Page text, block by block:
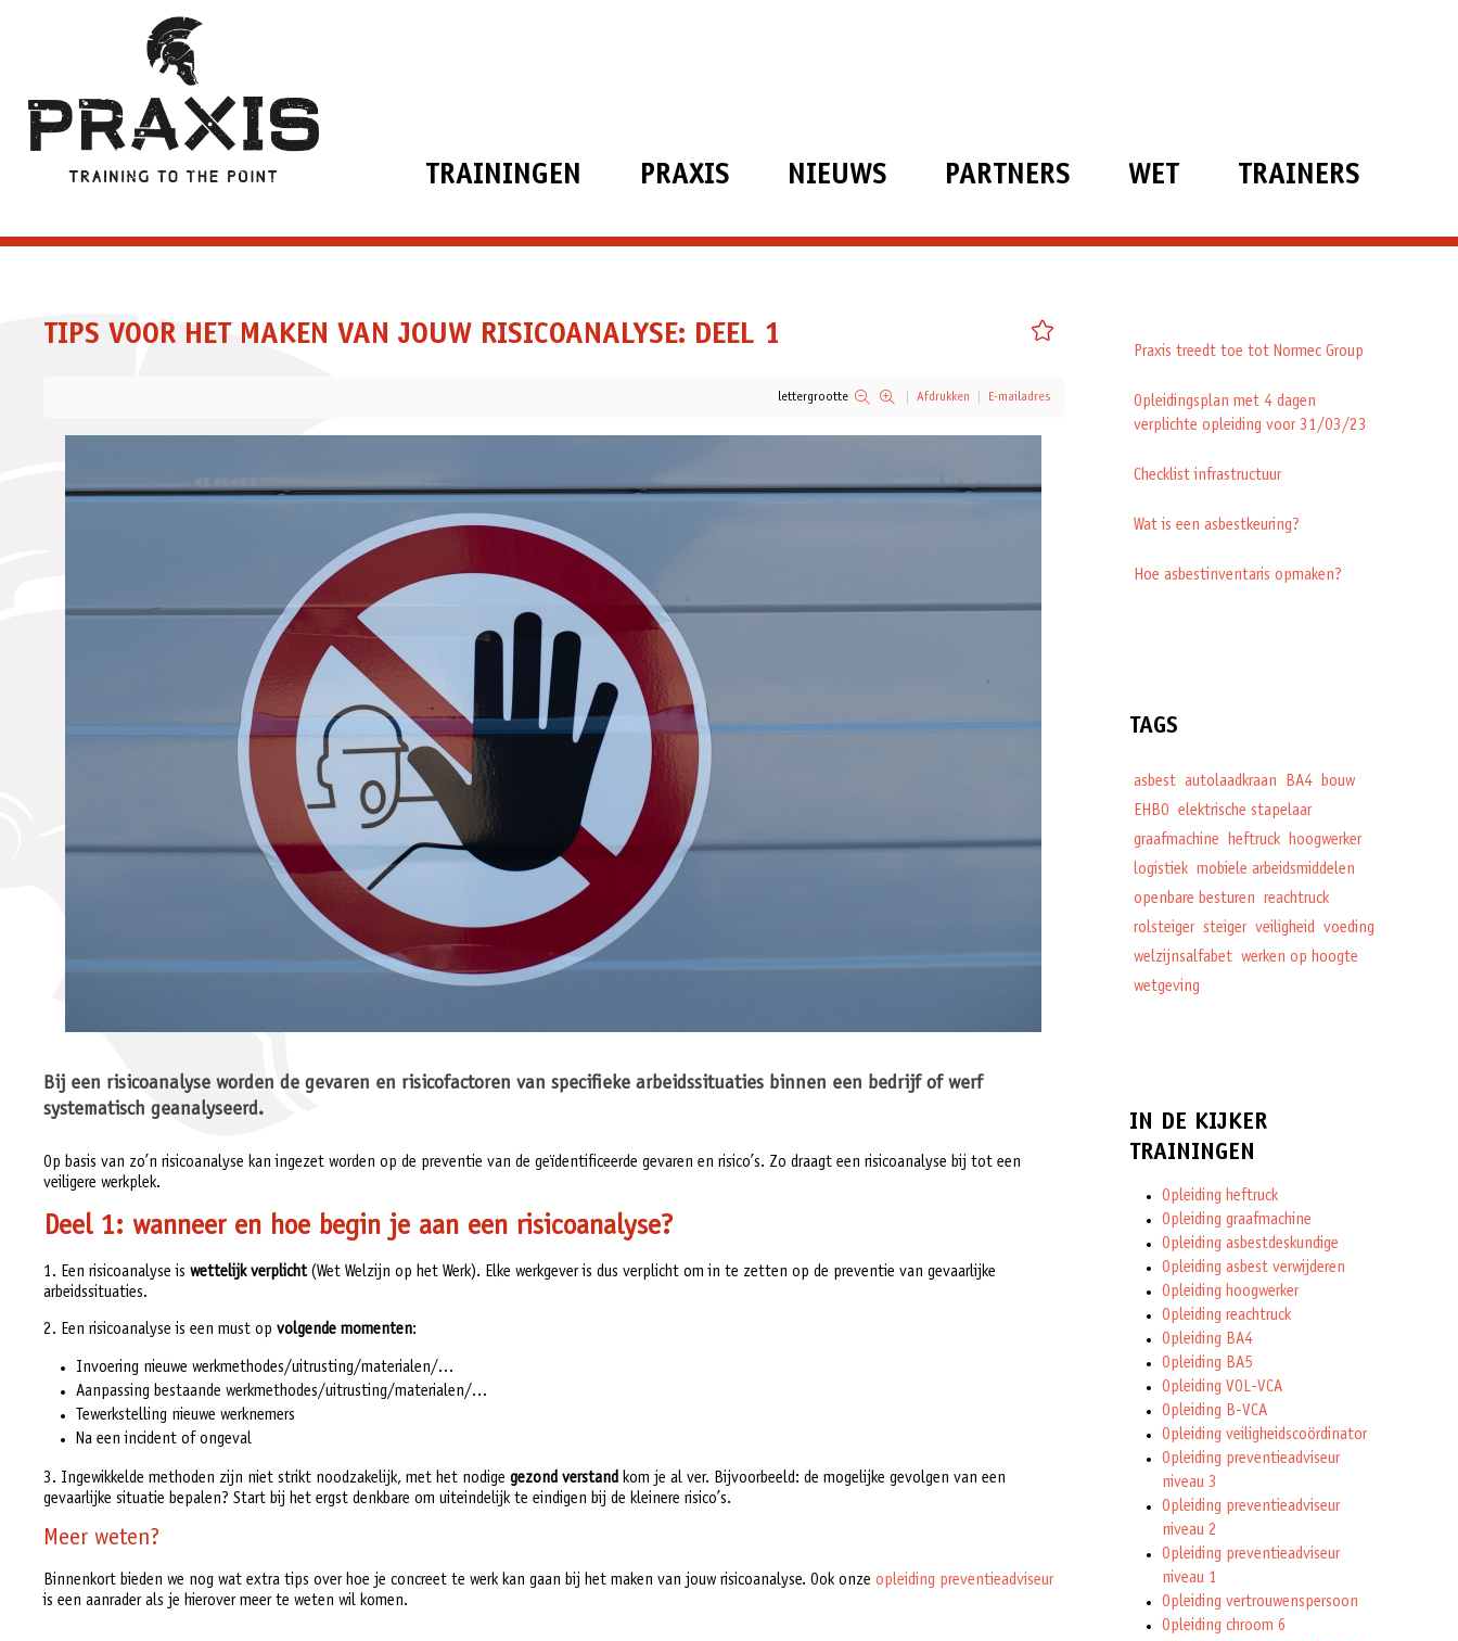
TRAININGEN PRAXIS NIEUWS PARTNERS WET TRAINERS
TIPS VOOR HET MAKEN VAN JOUW RISICOANALYSE: DEEL 1
lettergrootte Afdrukken E-mailadres
Bij een risicoanalyse worden de gevaren en risicofactoren van specifieke arbeidssituaties binnen een bedrijf of werf
systematisch geanalyseerd.
Op basis van zo’n risicoanalyse kan ingezet worden op de preventie van de geïdentificeerde gevaren en risico’s. Zo draagt een risicoanalyse bij tot een
veiligere werkplek.
Deel 1: wanneer en hoe begin je aan een risicoanalyse?
1. Een risicoanalyse is wettelijk verplicht (Wet Welzijn op het Werk). Elke werkgever is dus verplicht om in te zetten op de preventie van gevaarlijke
arbeidssituaties.
2. Een risicoanalyse is een must op volgende momenten:
Invoering nieuwe werkmethodes/uitrusting/materialen/…
Aanpassing bestaande werkmethodes/uitrusting/materialen/…
Tewerkstelling nieuwe werknemers
Na een incident of ongeval
3. Ingewikkelde methoden zijn niet strikt noodzakelijk, met het nodige gezond verstandkom je al ver. Bijvoorbeeld: de mogelijke gevolgen van een
gevaarlijke situatie bepalen? Start bij het ergst denkbare om uiteindelijk te eindigen bij de kleinere risico’s.
Meer weten?
Binnenkort bieden we nog wat extra tips over hoe je concreet te werk kan gaan bij het maken van jouw risicoanalyse. Ook onze opleiding preventieadviseur
is een aanrader als je hierover meer te weten wil komen.
Praxis treedt toe tot Normec Group
Opleidingsplan met 4 dagen
verplichte opleiding voor 31/03/23
Checklist infrastructuur
Wat is een asbestkeuring?
Hoe asbestinventaris opmaken?
TAGS
asbest autolaadkraan BA4 bouw
EHBO elektrische stapelaar
graafmachine heftruck hoogwerker
logistiek mobiele arbeidsmiddelen
openbare besturen reachtruck
rolsteiger steiger veiligheid voeding
welzijnsalfabet werken op hoogte
wetgeving
IN DE KIJKER
TRAININGEN
Opleiding heftruck
Opleiding graafmachine
Opleiding asbestdeskundige
Opleiding asbest verwijderen
Opleiding hoogwerker
Opleiding reachtruck
Opleiding BA4
Opleiding BA5
Opleiding VOL-VCA
Opleiding B-VCA
Opleiding veiligheidscoördinator
Opleiding preventieadviseur
niveau 3
Opleiding preventieadviseur
niveau 2
Opleiding preventieadviseur
niveau 1
Opleiding vertrouwenspersoon
Opleiding chroom 6